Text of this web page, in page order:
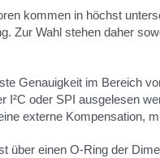
kommen in höchst
Zur Wahl stehen daher
Genauigkeit im Bereich
I²C oder SPI ausgelesen
externe Kompensation,
über einen O-Ring der